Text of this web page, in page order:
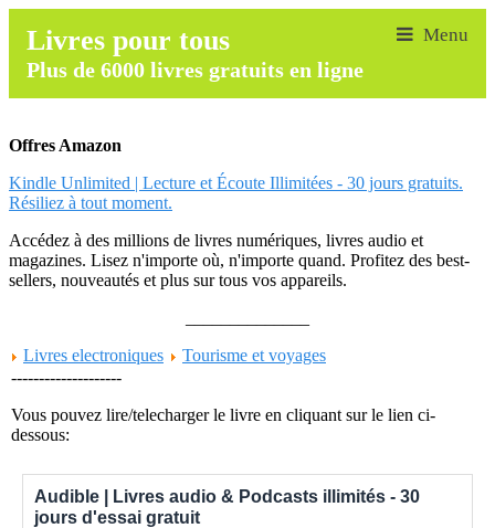
Livres pour tous
Plus de 6000 livres gratuits en ligne
Offres Amazon
Kindle Unlimited | Lecture et Écoute Illimitées - 30 jours gratuits.
Résiliez à tout moment.
Accédez à des millions de livres numériques, livres audio et
magazines. Lisez n'importe où, n'importe quand. Profitez des best-
sellers, nouveautés et plus sur tous vos appareils.
Livres electroniques
Tourisme et voyages
--------------------
Vous pouvez lire/telecharger le livre en cliquant sur le lien ci-
dessous:
Audible | Livres audio & Podcasts illimités - 30
jours d'essai gratuit